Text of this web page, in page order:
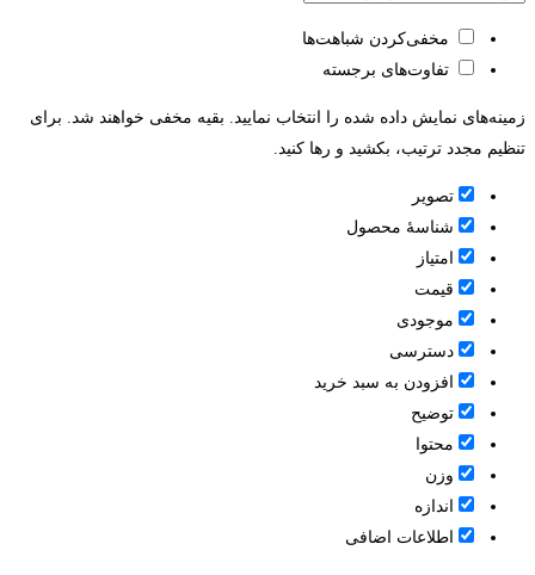
مخفی‌کردن شباهت‌ها
تفاوت‌های برجسته
زمینه‌های نمایش داده شده را انتخاب نمایید. بقیه مخفی خواهند شد. برای
تنظیم مجدد ترتیب، بکشید و رها کنید.
تصویر
شناسۀ محصول
امتیاز
قيمت
موجودی
دسترسی
افزودن به سبد خرید
توضیح
محتوا
وزن
اندازه
اطلاعات اضافی